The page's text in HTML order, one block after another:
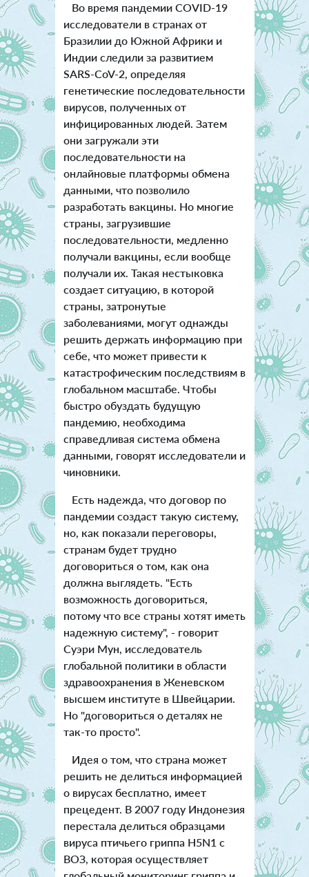
Во время пандемии COVID-19
исследователи в странах от
Бразилии до Южной Африки и
Индии следили за развитием
SARS-CoV-2, определяя
генетические последовательности
вирусов, полученных от
инфицированных людей. Затем
они загружали эти
последовательности на
онлайновые платформы обмена
данными, что позволило
разработать вакцины. Но многие
страны, загрузившие
последовательности, медленно
получали вакцины, если вообще
получали их. Такая нестыковка
создает ситуацию, в которой
страны, затронутые
заболеваниями, могут однажды
решить держать информацию при
себе, что может привести к
катастрофическим последствиям в
глобальном масштабе. Чтобы
быстро обуздать будущую
пандемию, необходима
справедливая система обмена
данными, говорят исследователи и
чиновники.
Есть надежда, что договор по
пандемии создаст такую систему,
но, как показали переговоры,
странам будет трудно
договориться о том, как она
должна выглядеть. "Есть
возможность договориться,
потому что все страны хотят иметь
надежную систему", - говорит
Суэри Мун, исследователь
глобальной политики в области
здравоохранения в Женевском
высшем институте в Швейцарии.
Но "договориться о деталях не
так-то просто".
Идея о том, что страна может
решить не делиться информацией
о вирусах бесплатно, имеет
прецедент. В 2007 году Индонезия
перестала делиться образцами
вируса птичьего гриппа H5N1 с
ВОЗ, которая осуществляет